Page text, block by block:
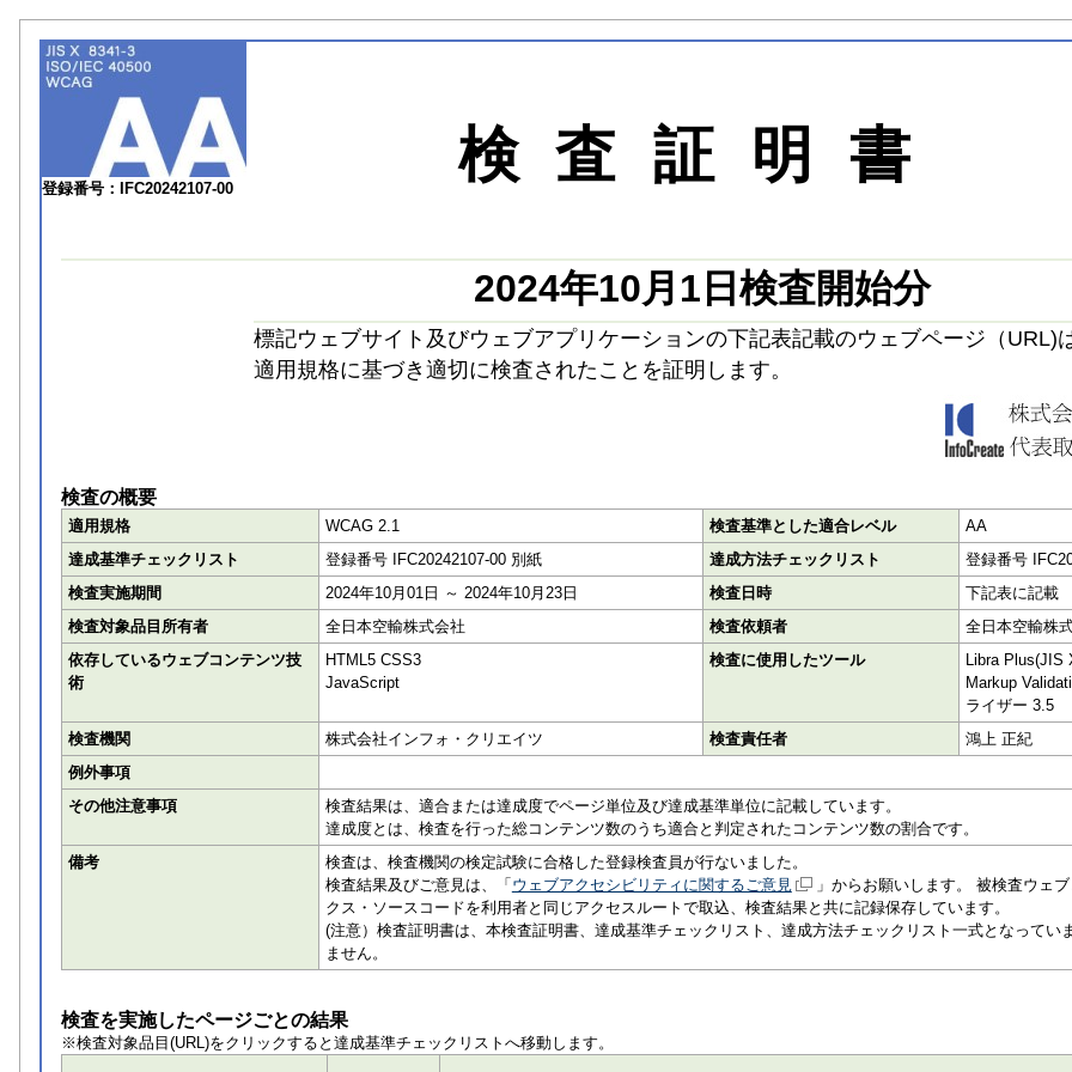
登録番号：IFC20242107-00 検査証明書
2024年10月1日検査開始分
標記ウェブサイト及びウェブアプリケーションの下記表記載のウェブページ（URL)
適用規格に基づき適切に検査されたことを証明します。
検査の概要
適用規格 WCAG 2.1 検査基準とした適合レベル
AA
達成基準チェックリスト
登録番号 IFC20242107-00 別紙 達成方法チェックリスト
登録番号
検査実施期間
2024年10月01日 ～ 2024年10月23日 検査日時
下記表に記載
検査対象品目所有者
全日本空輸株式会社 検査依頼者
全日本空輸株
依存しているウェブコンテンツ技
術
HTML5 CSS3
JavaScript
検査に使用したツール
Libra Plus(JIS
Markup
ライザー 3.5
検査機関
株式会社インフォ・クリエイツ 検査責任者
鴻上 正紀
例外事項
その他注意事項
検査結果は、適合または達成度でページ単位及び達成基準単位に記載しています。
達成度とは、検査を行った総コンテンツ数のうち適合と判定されたコンテンツ数の割合です。
備考
検査は、検査機関の検定試験に合格した登録検査員が行ないました。
検査結果及びご意見は、「 ウェブアクセシビリティに関するご意見
」からお願いします。 被検査ウェ
クス・ソースコードを利用者と同じアクセスルートで取込、検査結果と共に記録保存しています。
(注意）検査証明書は、本検査証明書、達成基準チェックリスト、達成方法チェックリスト一式となってい
ません。
検査を実施したページごとの結果
※検査対象品目(URL)をクリックすると達成基準チェックリストへ移動します。